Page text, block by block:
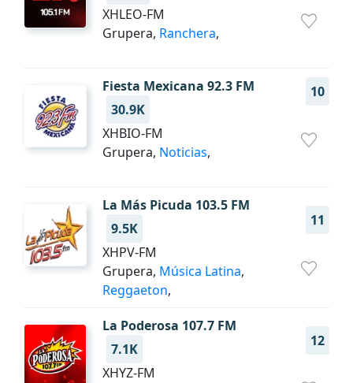
XHLEO-FM
Grupera, Ranchera,
Fiesta Mexicana 92.3 FM
10
30.9K
XHBIO-FM
Grupera, Noticias,
La Más Picuda 103.5 FM
11
9.5K
XHPV-FM
Grupera, Música Latina,
Reggaeton,
La Poderosa 107.7 FM
12
7.1K
XHYZ-FM